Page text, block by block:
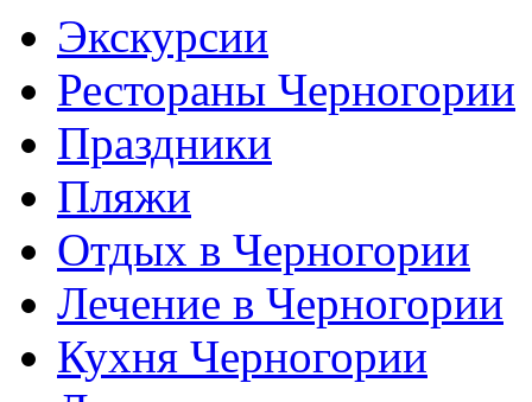
Экскурсии
Рестораны Черногории
Праздники
Пляжи
Отдых в Черногории
Лечение в Черногории
Кухня Черногории